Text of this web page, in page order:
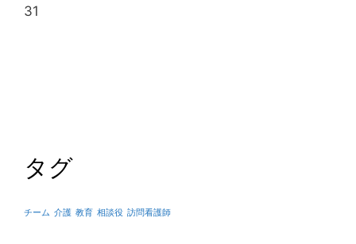
31
タグ
チーム 介護 教育 相談役 訪問看護師